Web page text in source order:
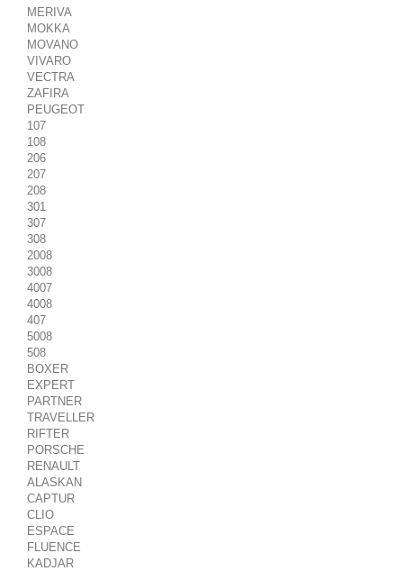
MERIVA
MOKKA
MOVANO
VIVARO
VECTRA
ZAFIRA
PEUGEOT
107
108
206
207
208
301
307
308
2008
3008
4007
4008
407
5008
508
BOXER
EXPERT
PARTNER
TRAVELLER
RIFTER
PORSCHE
RENAULT
ALASKAN
CAPTUR
CLIO
ESPACE
FLUENCE
KADJAR